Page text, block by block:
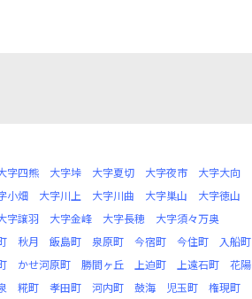
字四熊 大字垰 大字夏切 大字夜市
大字大向
小畑 大字川上 大字川曲 大字巣山
大字徳山
字譲羽 大字金峰 大字長穂
大字須々万奥
秋月 飯島町 泉原町 今宿町 今住町
入船町
かせ河原町 勝間ヶ丘 上迫町 上遠石町
花陽
糀町 孝田町 河内町 鼓海 児玉町
権現町